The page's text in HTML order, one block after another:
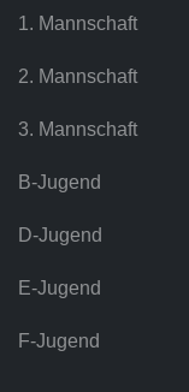
1. Mannschaft
2. Mannschaft
3. Mannschaft
B-Jugend
D-Jugend
E-Jugend
F-Jugend